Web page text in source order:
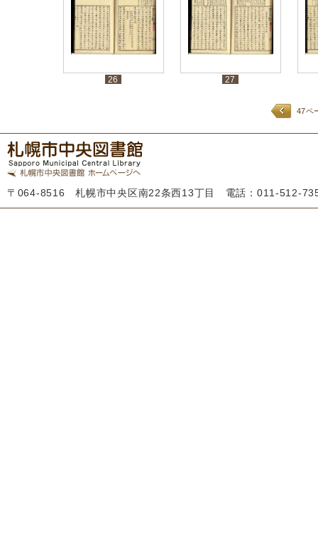
26 27
47ペ
〒064-8516 札幌市中央区南22条西13丁目 電話：011-512-